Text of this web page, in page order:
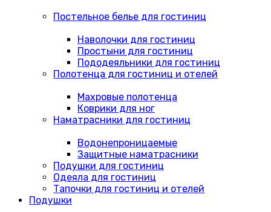
Постельное белье для гостиниц
Наволочки для гостиниц
Простыни для гостиниц
Пододеяльники для гостиниц
Полотенца для гостиниц и отелей
Махровые полотенца
Коврики для ног
Наматрасники для гостиниц
Водонепроницаемые
Защитные наматрасники
Подушки для гостиниц
Одеяла для гостиниц
Тапочки для гостиниц и отелей
Подушки